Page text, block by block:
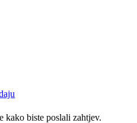
kako biste poslali zahtjev.